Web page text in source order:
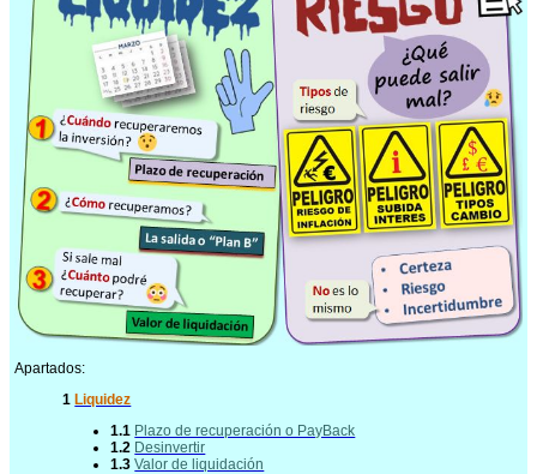
Apartados:
1Liquidez
1.1 Plazo de recuperación o PayBack
1.2 Desinvertir
1.3Valor de liquidación